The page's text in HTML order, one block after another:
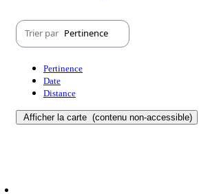
Trier par Pertinence
Pertinence
Date
Distance
Afficher la carte (contenu non-accessible)